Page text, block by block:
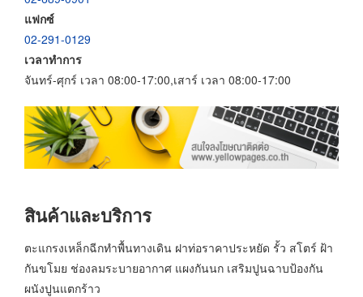
แฟกซ์
02-291-0129
เวลาทำการ
จันทร์-ศุกร์ เวลา 08:00-17:00,เสาร์ เวลา 08:00-17:00
สินค้าและบริการ
ตะแกรงเหล็กฉีกทำพื้นทางเดิน ฝาท่อราคาประหยัด รั้ว สโตร์ ฝ้า
กันขโมย ช่องลมระบายอากาศ แผงกันนก เสริมปูนฉาบป้องกัน
ผนังปูนแตกร้าว